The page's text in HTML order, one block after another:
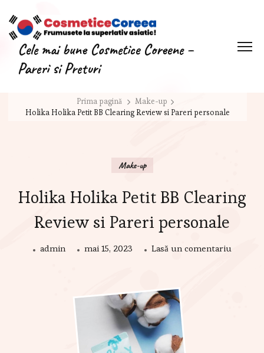
Cele mai bune Cosmetice Coreene –
Pareri si Preturi
Prima pagină
Make-up
Holika Holika Petit BB Clearing Review si Pareri personale
Make-up
Holika Holika Petit BB Clearing
Review si Pareri personale
admin mai 15, 2023 Lasă un comentariu